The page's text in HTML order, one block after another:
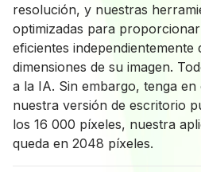
resolución, y nuestras
optimizadas para
eficientes independientemente
dimensiones de su imagen.
a la IA. Sin embargo, tenga
nuestra versión de escritorio
los 16 000 píxeles, nuestra
queda en 2048 píxeles.